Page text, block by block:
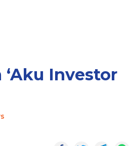
‘Aku Investor